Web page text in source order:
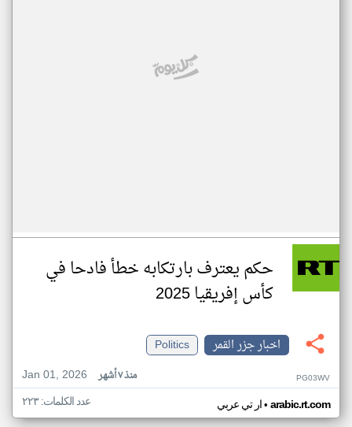
حكم يعترف بارتكابه خطأ فادحا في
كأس إفريقيا 2025
اخبار جزر القمر
Politics
Jan 01, 2026
منذ ٧ أشهر PG03WV
ار تي عربي• arabic.rt.com عدد الكلمات: ٢٢٣